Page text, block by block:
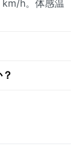
km/h。体感温